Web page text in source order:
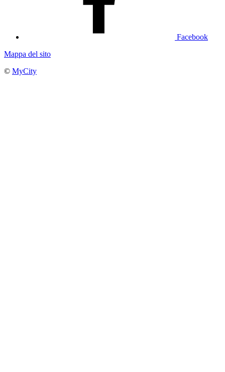
Facebook
Mappa del sito
© MyCity